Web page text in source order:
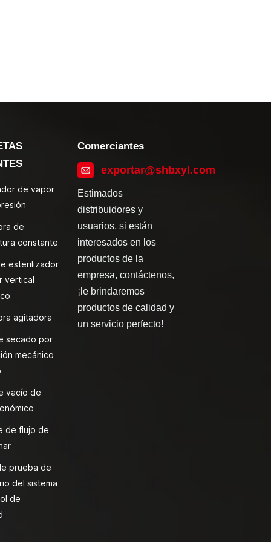
de vapor
de
constante
esterilizador
vertical
agitadora
secado por
mecánico
vacío de
de flujo de
prueba de
del sistema
de
Comerciantes
exportar@shbxyl.com
Estimados
distribuidores y
usuarios, si están
interesados en los
productos de la
empresa, contáctenos,
¡le brindaremos
productos de calidad y
un servicio perfecto!